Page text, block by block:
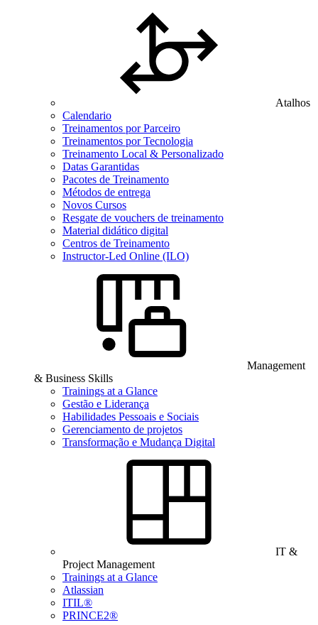
Atalhos
Calendario
Treinamentos por Parceiro
Treinamentos por Tecnologia
Treinamento Local & Personalizado
Datas Garantidas
Pacotes de Treinamento
Métodos de entrega
Novos Cursos
Resgate de vouchers de treinamento
Material didático digital
Centros de Treinamento
Instructor-Led Online (ILO)
Management
& Business Skills
Trainings at a Glance
Gestão e Liderança
Habilidades Pessoais e Sociais
Gerenciamento de projetos
Transformação e Mudança Digital
IT &
Project Management
Trainings at a Glance
Atlassian
ITIL®
PRINCE2®